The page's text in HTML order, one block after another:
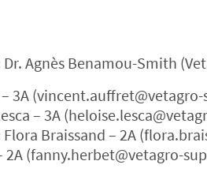
Dr. Agnès Benamou-Smith
3A
– 3A
Flora Braissand – 2A
2A (fanny.herbet@vetagro-